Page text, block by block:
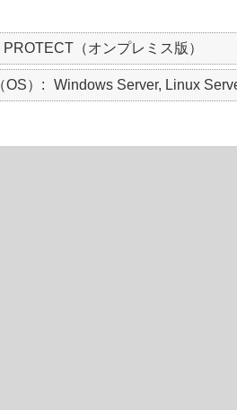
PROTECT（オンプレミス版）
） Windows Server, Linux